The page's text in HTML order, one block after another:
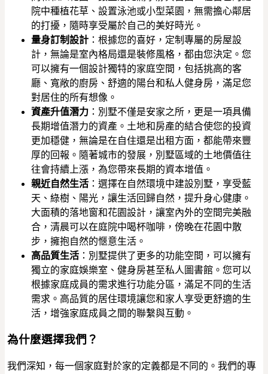
院中種植花草、設置泳池或小型菜園，無需擔心鄰居
的打擾，隨時享受屬於自己的美好時光。
量身訂制設計 ：根據您的喜好，定制專屬的房屋設
計，無論是室內格局還是裝修風格，都由您決定。您
可以擁有一個設計獨特的家庭空間，包括挑高的客
廳、寬敞的廚房、舒適的陽台和私人健身房，滿足您
對居住的所有想像。
資產升值潛力 ：別墅不僅是安家之所，更是一項具備
長期增值潛力的資產。土地和房產的結合使您的投資
更加穩健，無論是在自住還是出租方面，都能帶來豐
厚的回報。隨著城市的發展，別墅區域的土地價值往
往會持續上漲，為您帶來長期的資本增值。
親近自然生活 ：選擇在自然環境中建設別墅，享受藍
天、綠樹、陽光，讓生活回歸自然，提升身心健康。
大面積的落地窗和花園設計，讓室內外的空間完美融
合，清晨可以在庭院中喝杯咖啡，傍晚在花園中散
步，擁抱自然的愜意生活。
高品質生活 ：別墅提供了更多的功能空間，可以擁有
獨立的家庭娛樂室、健身房甚至私人圖書館。您可以
根據家庭成員的需求進行功能分區，滿足不同的生活
需求。高品質的居住環境讓您和家人享受更舒適的生
活，增強家庭成員之間的聯繫與互動。
為什麼選擇我們？
我們深知，每一個家庭對於家的定義都是不同的。我們的專